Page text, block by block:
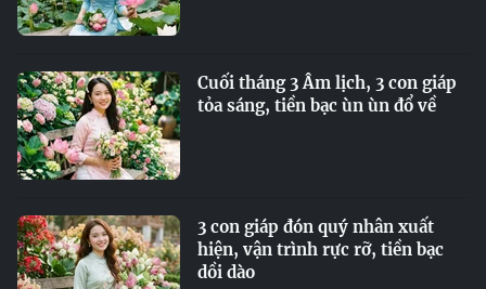
Cuối tháng 3 Âm lịch, 3 con giáp
tỏa sáng, tiền bạc ùn ùn đổ về
3 con giáp đón quý nhân xuất
hiện, vận trình rực rỡ, tiền bạc
dồi dào